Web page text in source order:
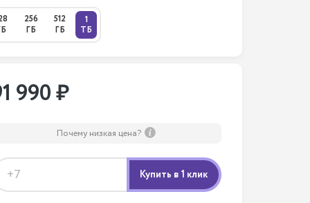
256
ГБ
512
ГБ
1
ТБ
990 ₽
Почему низкая цена?